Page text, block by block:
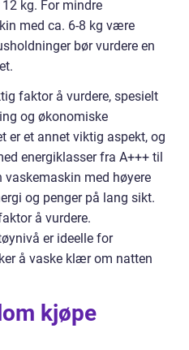
kg. For mindre
med ca. 6-8 kg være
bør vurdere en
faktor å vurdere, spesielt
og økonomiske
er et annet viktig aspekt, og
energiklasser fra A+++ til
vaskemaskin med høyere
og penger på lang sikt.
å vurdere.
er ideelle for
å vaske klær om natten
kjøpe